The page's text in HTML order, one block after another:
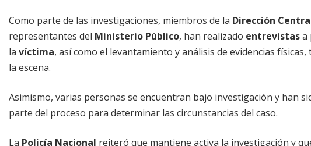
Como parte de las investigaciones, miembros de la Dirección
representantes del Ministerio Público, han realizado entrevistasa
la víctima, así como el levantamiento y análisis de evidencias
la escena.
Asimismo, varias personas se encuentran bajo investigación y han
parte del proceso para determinar las circunstancias del caso.
La Policía Nacional reiteró que mantiene activa la investigación y